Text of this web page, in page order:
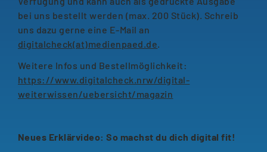
bei uns bestellt werden (max. 200 Stück). Schreib
uns dazu gerne eine E-Mail an
digitalcheck(at)medienpaed.de.
Weitere Infos und Bestellmöglichkeit:
https://www.digitalcheck.nrw/digital-
weiterwissen/uebersicht/magazin
Neues Erklärvideo: So machst du dich digital fit!